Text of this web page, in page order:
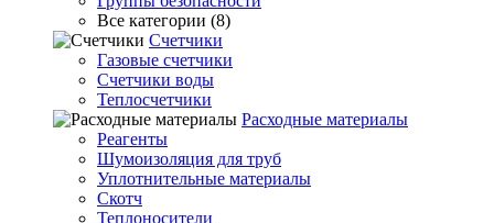
Все категории (8)
Счетчики
Газовые счетчики
Счетчики воды
Теплосчетчики
Расходные материалы
Реагенты
Шумоизоляция для труб
Уплотнительные материалы
Скотч
Теплоносители